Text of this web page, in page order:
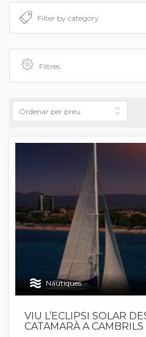
Filtres
Nàutiques
VIU L’ECLIPSI SOLAR
CATAMARÀ A CAMBRILS